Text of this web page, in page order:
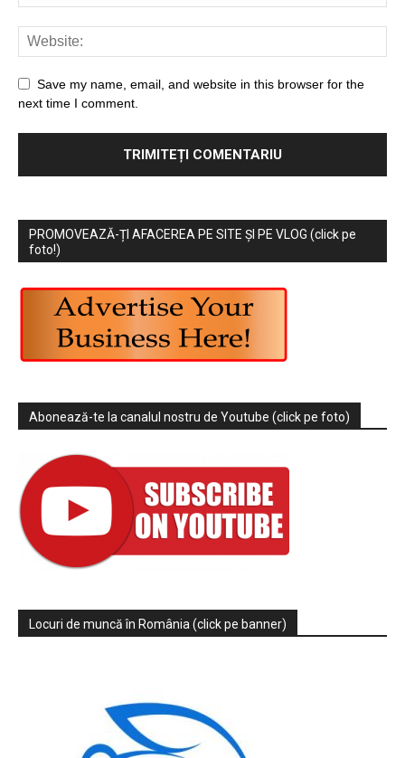
Save my name, email, and website in this browser for the
next time I comment.
PROMOVEAZĂ-ȚI AFACEREA PE SITE ȘI PE VLOG (click pe
foto!)
Abonează-te la canalul nostru de Youtube (click pe foto)
Locuri de muncă în România (click pe banner)